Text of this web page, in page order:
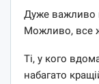
Дуже важливо
Можливо, все
Ті, у кого
набагато